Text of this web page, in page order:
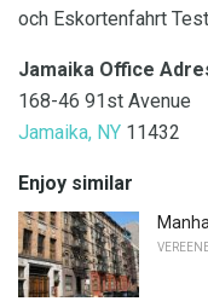
och Eskortenfahrt
Jamaika Office
168-46 91st Avenue
Jamaika, NY 11432
Enjoy similar